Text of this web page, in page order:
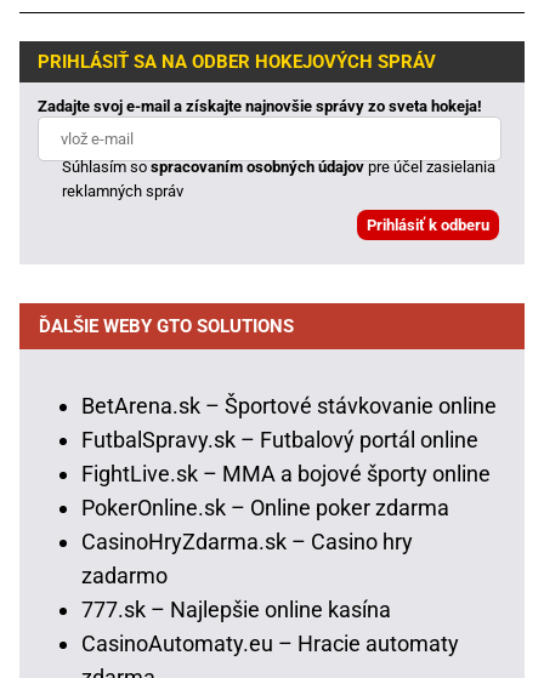
PRIHLÁSIŤ SA NA ODBER HOKEJOVÝCH SPRÁV
Zadajte svoj e-mail a získajte najnovšie správy zo sveta hokeja!
Súhlasím sospracovaním osobných údajovpre účel zasielania
reklamných správ
ĎALŠIE WEBY GTO SOLUTIONS
BetArena.sk – Športové stávkovanie online
FutbalSpravy.sk – Futbalový portál online
FightLive.sk – MMA a bojové športy online
PokerOnline.sk – Online poker zdarma
CasinoHryZdarma.sk – Casino hry
zadarmo
777.sk – Najlepšie online kasína
CasinoAutomaty.eu – Hracie automaty